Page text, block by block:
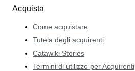
Acquista
Come acquistare
Tutela degli acquirenti
Catawiki Stories
Termini di utilizzo per Acquirenti